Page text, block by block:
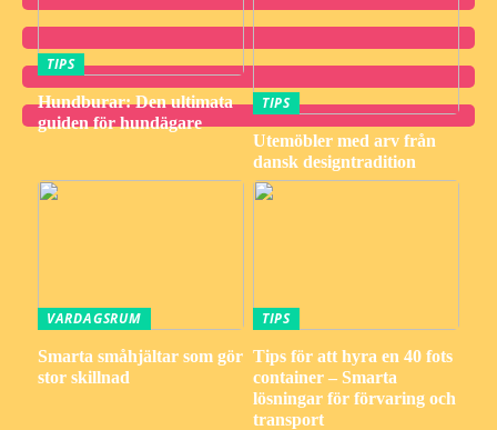
TIPS
Hundburar: Den ultimata
guiden för hundägare
TIPS
Utemöbler med arv från
dansk designtradition
VARDAGSRUM
Smarta småhjältar som gör
stor skillnad
TIPS
Tips för att hyra en 40 fots
container – Smarta
lösningar för förvaring och
transport